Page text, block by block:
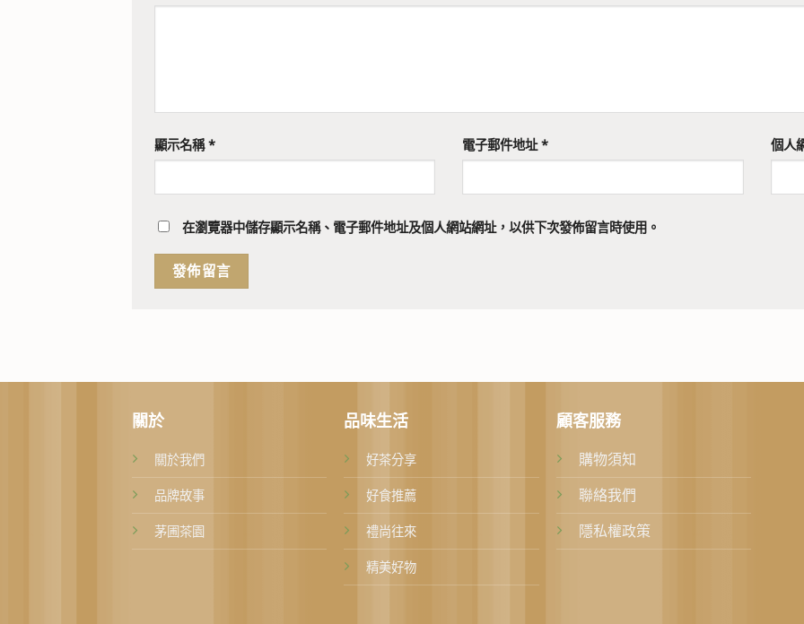
顯示名稱* 電子郵件地址* 個人
在瀏覽器中儲存顯示名稱、電子郵件地址及個人網站網址，以供下次發佈留言時使用。
關於
關於我們
品牌故事
茅圃茶園
品味生活
好茶分享
好食推薦
禮尚往來
精美好物
顧客服務
購物須知
聯絡我們
隱私權政策